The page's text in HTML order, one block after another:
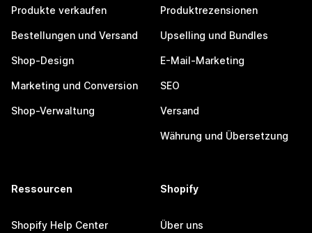
Produkte verkaufen
Bestellungen und Versand
Shop-Design
Marketing und Conversion
Shop-Verwaltung
Produktrezensionen
Upselling und Bundles
E-Mail-Marketing
SEO
Versand
Währung und Übersetzung
Ressourcen
Shopify Help Center
Shopify
Über uns